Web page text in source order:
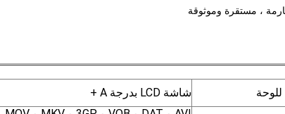
، مستقرة وموثوقة
للوحة شاشة LCD بدرجة A +